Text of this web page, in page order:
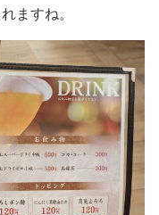
ますね。